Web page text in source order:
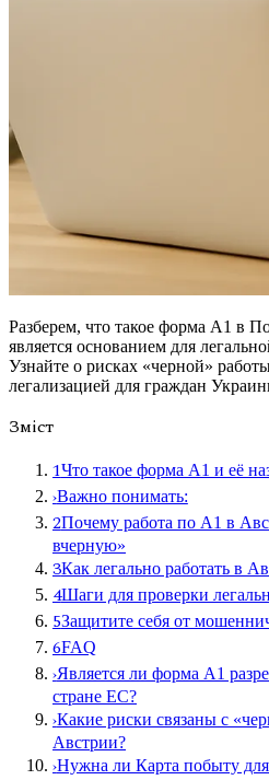
Разберем, что такое форма А1 в
является основанием для
Узнайте о рисках «черной»
легализацией для граждан
Зміст
1Что такое форма А1 и её
›Важно понимать:
2Почему работа по А1 в
вчерную»
3Как легально работать в
4Шаги для проверки
5Защитите себя от
6FAQ
›Является ли форма А1
стране ЕС?
›Какие риски связаны с
Австрии?
›Нужна ли Карта побыту